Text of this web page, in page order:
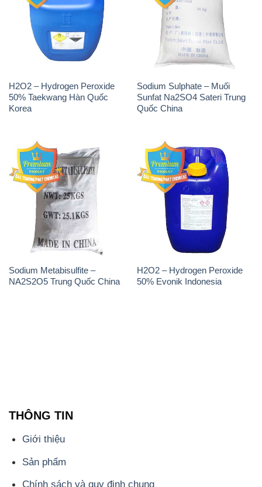
H2O2 – Hydrogen Peroxide
50% Taekwang Hàn Quốc
Sodium Sulphate – Muối
Sunfat Na2SO4 Sateri Trung
Quốc China
Sodium Metabisulfite –
NA2S2O5 Trung Quốc China
H2O2 – Hydrogen Peroxide
50% Evonik Indonesia
Chính sách và quy định chung
Tin tức
Liên hệ